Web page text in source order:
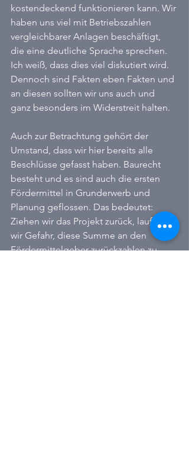
kostendeckend funktionieren kann. Wir
haben uns viel mit Betriebszahlen
vergleichbarer Anlagen beschäftigt,
die eine deutliche Sprache sprechen.
Ich weiß, dass dies viel diskutiert wird.
Dennoch sind Fakten eben Fakten und
an diesen sollten wir uns auch und
ganz besonders im Widerstreit halten.
Auch zur Betrachtung gehört der
Umstand, dass wir hier bereits alle
Beschlüsse gefasst haben. Baurecht
besteht und es sind auch die ersten
Fördermittel in Grunderwerb und
Planung geflossen. Das bedeutet:
Ziehen wir das Projekt zurück, laufen
wir Gefahr, diese Summe an den
Fördermittelgeber zurückzahlen zu